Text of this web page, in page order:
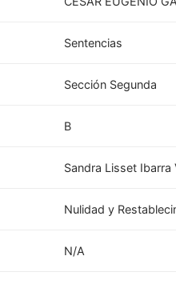
Sentencias
Sección Segunda
B
Sandra Lisset Ibarra
Nulidad y
N/A